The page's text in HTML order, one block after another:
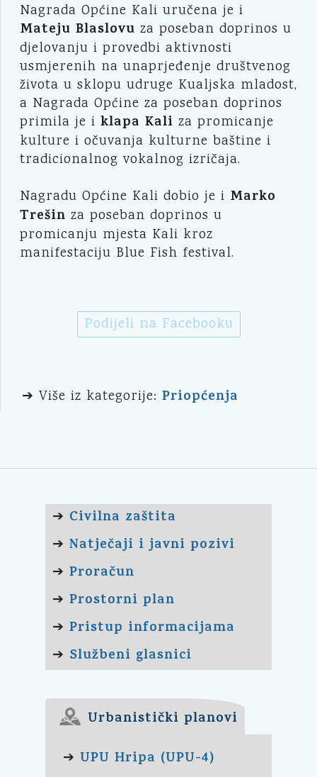
Nagrada Općine Kali uručena je i
Mateju Blaslovu za poseban doprinos u
djelovanju i provedbi aktivnosti
usmjerenih na unaprjeđenje društvenog
života u sklopu udruge Kualjska mladost,
a Nagrada Općine za poseban doprinos
primila je i klapa Kali za promicanje
kulture i očuvanja kulturne baštine i
tradicionalnog vokalnog izričaja.
Nagradu Općine Kali dobio je i Marko
Trešin za poseban doprinos u
promicanju mjesta Kali kroz
manifestaciju Blue Fish festival.
Podijeli na Facebooku
➔ Više iz kategorije: Priopćenja
➔ Civilna zaštita
➔ Natječaji i javni pozivi
➔ Proračun
➔ Prostorni plan
➔ Pristup informacijama
➔ Službeni glasnici
Urbanistički planovi
➔ UPU Hripa (UPU-4)